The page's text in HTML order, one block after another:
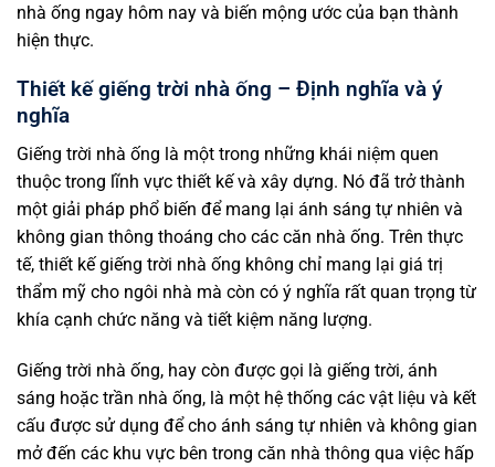
nhà ống ngay hôm nay và biến mộng ước của bạn thành
hiện thực.
Thiết kế giếng trời nhà ống – Định nghĩa và ý
nghĩa
Giếng trời nhà ống là một trong những khái niệm quen
thuộc trong lĩnh vực thiết kế và xây dựng. Nó đã trở thành
một giải pháp phổ biến để mang lại ánh sáng tự nhiên và
không gian thông thoáng cho các căn nhà ống. Trên thực
tế, thiết kế giếng trời nhà ống không chỉ mang lại giá trị
thẩm mỹ cho ngôi nhà mà còn có ý nghĩa rất quan trọng từ
khía cạnh chức năng và tiết kiệm năng lượng.
Giếng trời nhà ống, hay còn được gọi là giếng trời, ánh
sáng hoặc trần nhà ống, là một hệ thống các vật liệu và kết
cấu được sử dụng để cho ánh sáng tự nhiên và không gian
mở đến các khu vực bên trong căn nhà thông qua việc hấp